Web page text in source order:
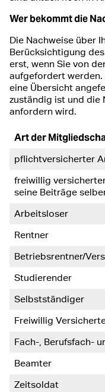
Wer bekommt die
Die Nachweise über
Berücksichtigung
erst, wenn Sie von
aufgefordert werden.
eine Übersicht
zuständig ist und die
anfordern wird.
Art der
pflichtversicherter
freiwillig
seine Beiträge
Arbeitsloser
Rentner
Betriebsrentner/
Studierender
Selbstständiger
Freiwillig
Fach-, Berufsfach-
Beamter
Zeitsoldat